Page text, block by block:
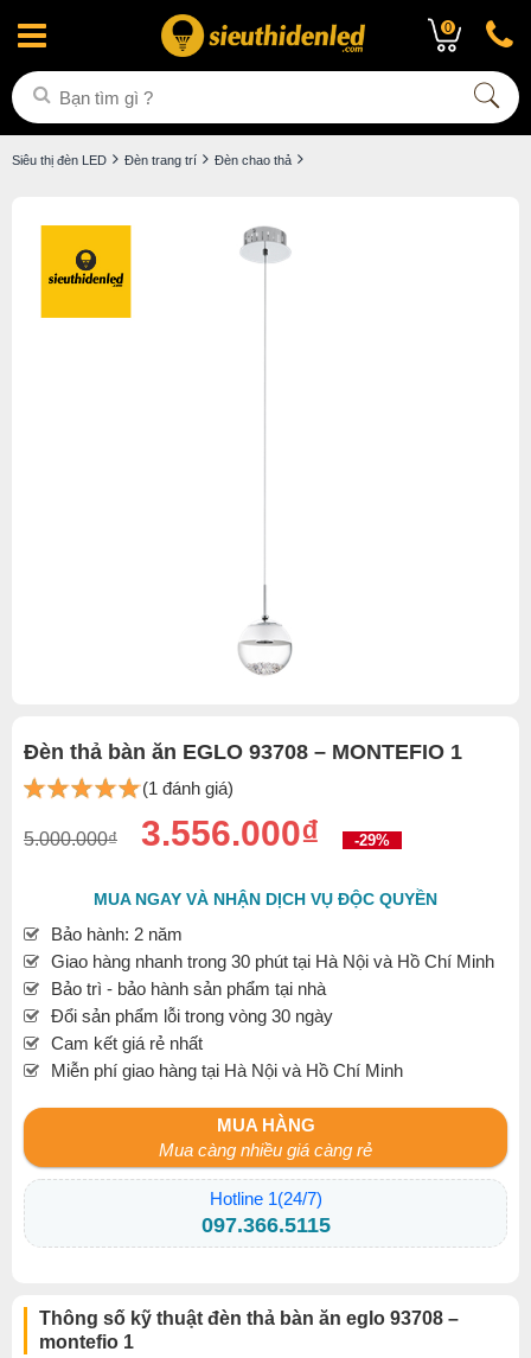
0
Siêu thị đèn LED Đèn trang trí Đèn chao thả
Đèn thả bàn ăn EGLO 93708 – MONTEFIO 1
(1 đánh giá)
5.000.000₫ 3.556.000₫ -29%
MUA NGAY VÀ NHẬN DỊCH VỤ ĐỘC QUYỀN
Bảo hành: 2 năm
Giao hàng nhanh trong 30 phút tại Hà Nội và Hồ Chí Minh
Bảo trì - bảo hành sản phẩm tại nhà
Đổi sản phẩm lỗi trong vòng 30 ngày
Cam kết giá rẻ nhất
Miễn phí giao hàng tại Hà Nội và Hồ Chí Minh
MUA HÀNG
Mua càng nhiều giá càng rẻ
Hotline 1(24/7)
097.366.5115
Thông số kỹ thuật đèn thả bàn ăn eglo 93708 –
montefio 1